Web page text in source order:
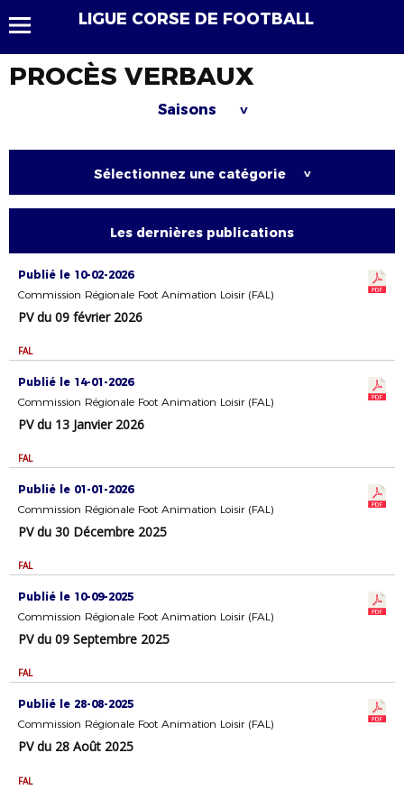
LIGUE CORSE DE FOOTBALL
PROCÈS VERBAUX
Saisons >
Sélectionnez une catégorie >
Les dernières publications
Publié le 10-02-2026
Commission Régionale Foot Animation Loisir (FAL)
PV du 09 février 2026
FAL
Publié le 14-01-2026
Commission Régionale Foot Animation Loisir (FAL)
PV du 13 Janvier 2026
FAL
Publié le 01-01-2026
Commission Régionale Foot Animation Loisir (FAL)
PV du 30 Décembre 2025
FAL
Publié le 10-09-2025
Commission Régionale Foot Animation Loisir (FAL)
PV du 09 Septembre 2025
FAL
Publié le 28-08-2025
Commission Régionale Foot Animation Loisir (FAL)
PV du 28 Août 2025
FAL